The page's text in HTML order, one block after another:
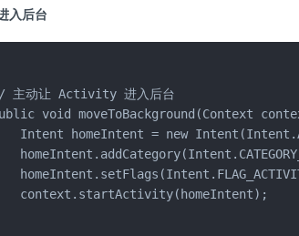
入后台
主动让 Activity 进入后台
void moveToBackground(Context
Intent homeIntent = new
context.startActivity(homeIntent);